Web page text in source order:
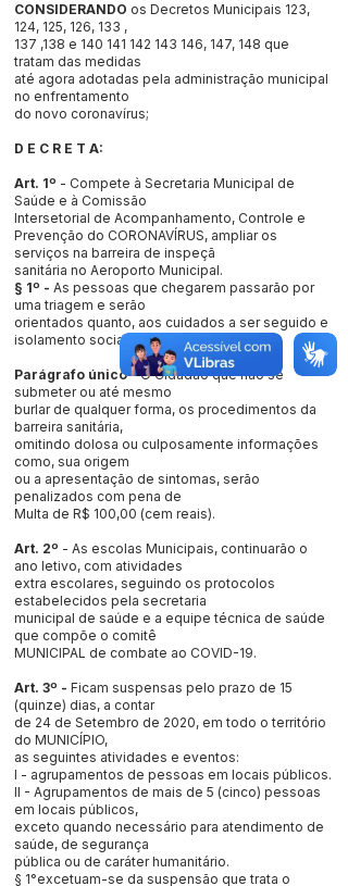
CONSIDERANDO os Decretos Municipais 123,
124, 125, 126, 133 ,
137 ,138 e 140 141 142 143 146, 147, 148 que
tratam das medidas
até agora adotadas pela administração municipal
no enfrentamento
do novo coronavírus;
D E C R E T A:
Art. 1º - Compete à Secretaria Municipal de
Saúde e à Comissão
Intersetorial de Acompanhamento, Controle e
Prevenção do CORONAVÍRUS, ampliar os
serviços na barreira de inspeçã
sanitária no Aeroporto Municipal.
§ 1º - As pessoas que chegarem passarão por
uma triagem e serão
orientados quanto, aos cuidados a ser seguido e
isolamento social.
Parágrafo único– O Cidadão que não se
submeter ou até mesmo
burlar de qualquer forma, os procedimentos da
barreira sanitária,
omitindo dolosa ou culposamente informações
como, sua origem
ou a apresentação de sintomas, serão
penalizados com pena de
Multa de R$ 100,00 (cem reais).
Art. 2º - As escolas Municipais, continuarão o
ano letivo, com atividades
extra escolares, seguindo os protocolos
estabelecidos pela secretaria
municipal de saúde e a equipe técnica de saúde
que compõe o comitê
MUNICIPAL de combate ao COVID-19.
Art. 3º - Ficam suspensas pelo prazo de 15
(quinze) dias, a contar
de 24 de Setembro de 2020, em todo o território
do MUNICÍPIO,
as seguintes atividades e eventos:
I - agrupamentos de pessoas em locais públicos.
II - Agrupamentos de mais de 5 (cinco) pessoas
em locais públicos,
exceto quando necessário para atendimento de
saúde, de segurança
pública ou de caráter humanitário.
§ 1°excetuam-se da suspensão que trata o